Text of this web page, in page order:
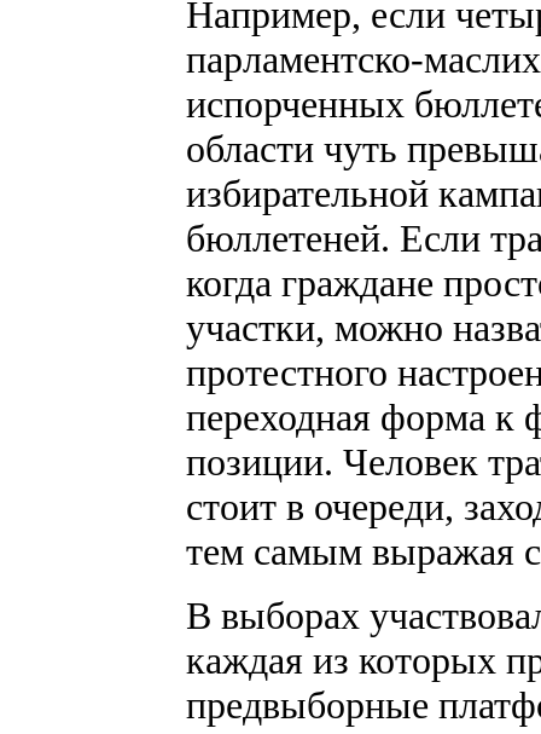
Например, если
парламентско-
испорченных
области чуть
избирательной
бюллетеней. Если
когда граждане
участки, можно
протестного
переходная форма к
позиции. Человек
стоит в очереди,
тем самым выражая
В выборах
каждая из которых
предвыборные